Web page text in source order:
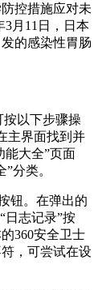
控措施应对未
3月11日，日本
的感染性胃肠
按以下步骤操
主界面找到并
能大全”页面
分类。
钮。在弹出的
日志记录”按
360安全卫士
，可尝试在设